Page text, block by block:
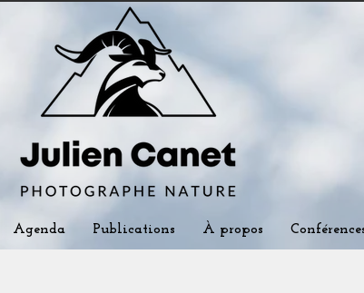
Agenda Publications À propos